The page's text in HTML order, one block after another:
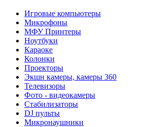
Игровые компьютеры
Микрофоны
МФУ Принтеры
Ноутбуки
Караоке
Колонки
Проекторы
Экшн камеры, камеры 360
Телевизоры
Фото - видеокамеры
Стабилизаторы
DJ пульты
Микронаушники